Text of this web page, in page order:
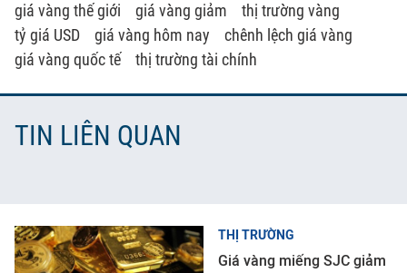
giá vàng thế giới
giá vàng giảm
thị trường vàng
tỷ giá USD
giá vàng hôm nay
chênh lệch giá vàng
giá vàng quốc tế
thị trường tài chính
TIN LIÊN QUAN
THỊ TRƯỜNG
Giá vàng miếng SJC giảm